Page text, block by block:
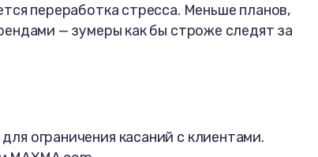
переработка стресса. Меньше планов,
— зумеры как бы строже следят за
ограничения касаний с клиентами.